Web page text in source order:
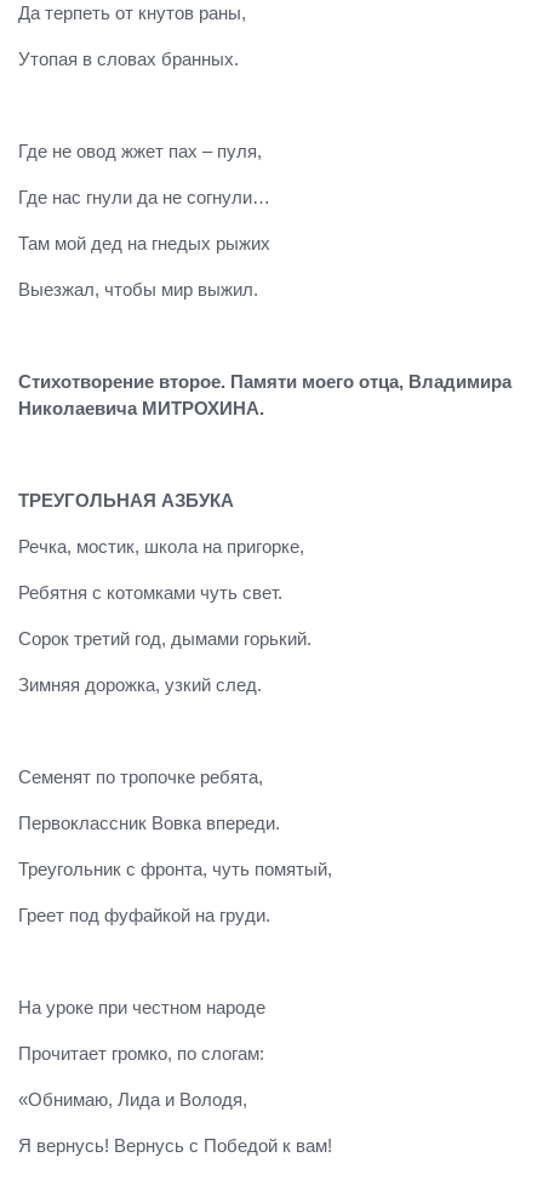
Да терпеть от кнутов раны,
Утопая в словах бранных.
Где не овод жжет пах – пуля,
Где нас гнули да не согнули…
Там мой дед на гнедых рыжих
Выезжал, чтобы мир выжил.
Стихотворение второе. Памяти моего отца, Владимира
Николаевича МИТРОХИНА.
ТРЕУГОЛЬНАЯ АЗБУКА
Речка, мостик, школа на пригорке,
Ребятня с котомками чуть свет.
Сорок третий год, дымами горький.
Зимняя дорожка, узкий след.
Семенят по тропочке ребята,
Первоклассник Вовка впереди.
Треугольник с фронта, чуть помятый,
Греет под фуфайкой на груди.
На уроке при честном народе
Прочитает громко, по слогам:
«Обнимаю, Лида и Володя,
Я вернусь! Вернусь с Победой к вам!